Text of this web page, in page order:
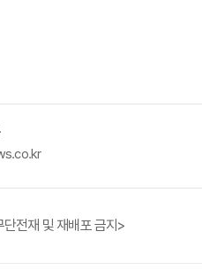
전재 및 재배포 금지>